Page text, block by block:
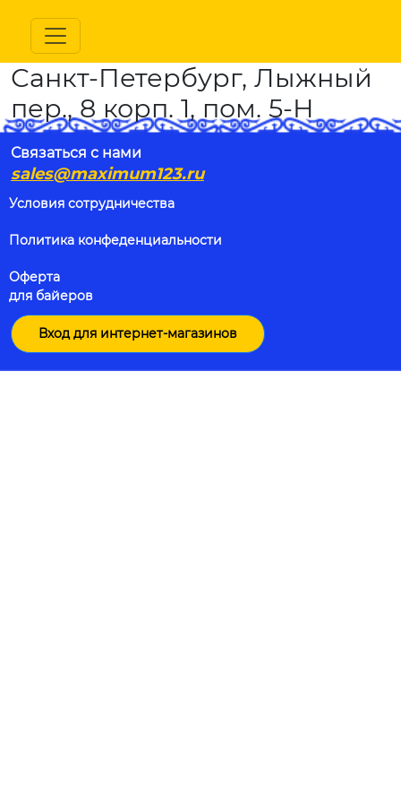
Санкт-Петербург, Лыжный
пер., 8 корп. 1, пом. 5-Н
Связаться с нами
sales@maximum123.ru
Условия сотрудничества
Политика конфеденциальности
Оферта
для байеров
Вход для интернет-магазинов